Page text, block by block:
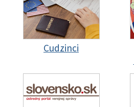
Cudzinci